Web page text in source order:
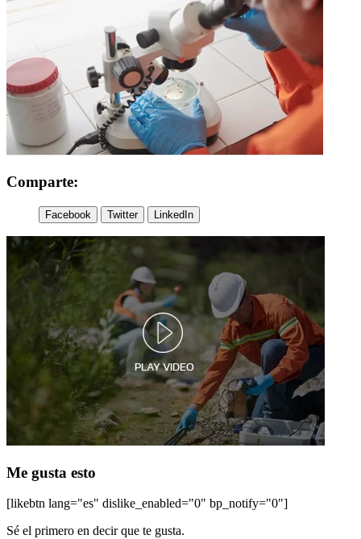
Comparte:
Facebook Twitter LinkedIn
Me gusta esto
[likebtn lang="es" dislike_enabled="0" bp_notify="0"]
Sé el primero en decir que te gusta.